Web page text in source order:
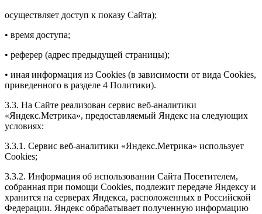
осуществляет доступ к показу Сайта);
• время доступа;
• реферер (адрес предыдущей страницы);
• иная информация из Cookies (в зависимости от вида Cookies,
приведенного в разделе 4 Политики).
3.3. На Сайте реализован сервис веб-аналитики
«Яндекс.Метрика», предоставляемый Яндекс на следующих
условиях:
3.3.1. Сервис веб-аналитики «Яндекс.Метрика» использует
Cookies;
3.3.2. Информация об использовании Сайта Посетителем,
собранная при помощи Cookies, подлежит передаче Яндексу и
хранится на серверах Яндекса, расположенных в Российской
Федерации. Яндекс обрабатывает полученную информацию